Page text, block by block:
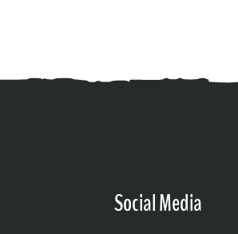
Social Media